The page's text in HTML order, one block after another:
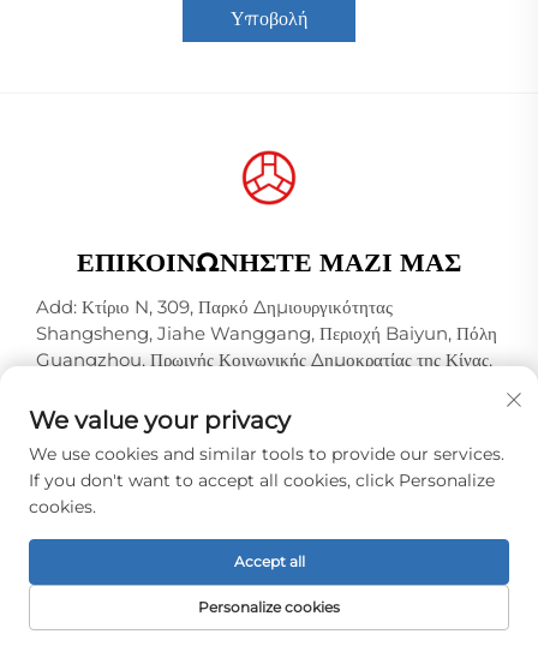
Υποβολή
ΕΠΙΚΟΙΝΩΝΉΣΤΕ ΜΑΖΊ ΜΑΣ
Add: Κτίριο N, 309, Παρκό Δημιουργικότητας
Shangsheng, Jiahe Wanggang, Περιοχή Baiyun, Πόλη
Guangzhou, Πρωινής Κοινωνικής Δημοκρατίας της Κίνας,
Τηλ.: +86-18925123039
E-mail:[email protected]
Πνευματικά δικαιώματα © 2026 Guangzhou Hongqiao
Thread Industry Co.,Ltd. Διατηρούνται όλα τα δικαιώματα. -
Πολιτική απορρήτου
We value your privacy
We use cookies and similar tools to provide our services.
If you don't want to accept all cookies, click Personalize
cookies.
Personalize cookies
Accept all